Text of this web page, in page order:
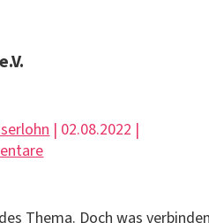
| 02.08.2022 |
Thema. Doch was verbinden